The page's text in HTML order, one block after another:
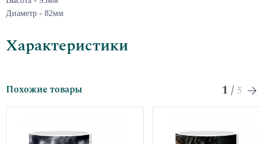
Диаметр - 82мм
Характеристики
Похожие товары 1 / 5